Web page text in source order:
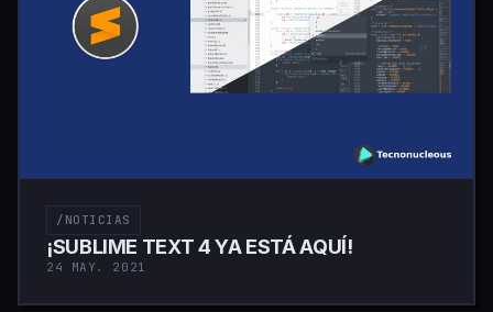
/NOTICIAS
¡SUBLIME TEXT 4 YA ESTÁ AQUÍ!
24 MAY. 2021